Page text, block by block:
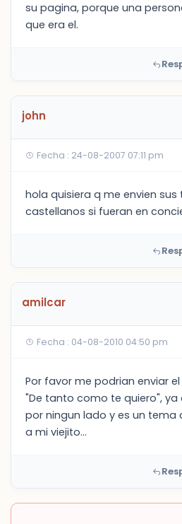
su pagina, porque una
que era el.
john
Fecha : 24-08-2007 07:11 pm
hola quisiera q me envien
castellanos si fueran en
amilcar
Fecha : 04-08-2010 04:50 pm
Por favor me podrian enviar
"De tanto como te quiero", ya
por ningun lado y es un tema
a mi viejito...